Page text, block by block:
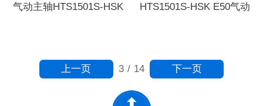
气动主轴HTS1501S-HSK
HTS1501S-HSK E50气动
3 / 14
上一页 下一页